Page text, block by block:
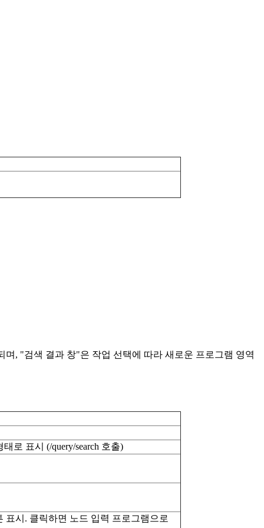
, "검색 결과 창"은 작업 선택에 따라 새로운 프로그램 영역
로 표시 (/query/search 호출)
시. 클릭하면 노드 입력 프로그램으로